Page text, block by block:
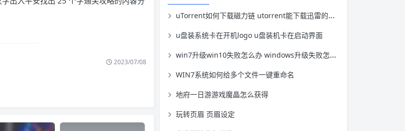
2023/07/08
uTorrent如何下载磁力链 utorrent能下载迅雷的资源吗
u盘装系统卡在开机logo u盘装机卡在启动界面
win7升级win10失败怎么办 windows升级失败怎么办
WIN7系统如何给多个文件一键重命名
地府一日游游戏魔晶怎么获得
玩转页眉 页眉设定